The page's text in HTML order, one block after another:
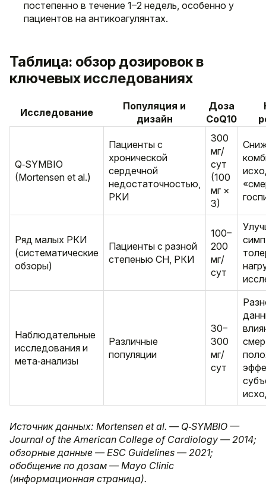
постепенно в течение 1–2 недель, особенно у
пациентов на антикоагулянтах.
Таблица: обзор дозировок в
ключевых исследованиях
Исследование
Популяция и
дизайн
Доза
CoQ10
Q‑SYMBIO
(Mortensen et al.)
Пациенты с
хронической
сердечной
недостаточностью,
РКИ
300
мг/
сут
(100
мг ×
3)
Ряд малых РКИ
(систематические
обзоры)
Пациенты с разной
степенью СН, РКИ
100–
200
мг/
сут
Наблюдательные
исследования и
мета‑анализы
Различные
популяции
30–
300
мг/
сут
Источник данных: Mortensen et al. — Q‑SYMBIO —
Journal of the American College of Cardiology — 2014;
обзорные данные — ESC Guidelines — 2021;
обобщение по дозам — Mayo Clinic
(информационная страница).